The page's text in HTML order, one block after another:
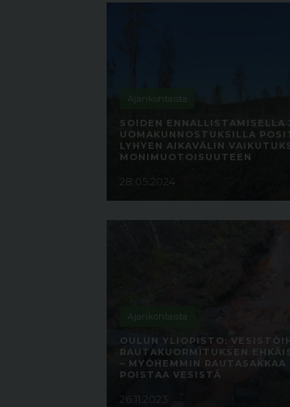
Ajankohtaista
SOIDEN ENNALLISTAMISELLA
UOMAKUNNOSTUKSILLA
LYHYEN AIKAVÄLIN
MONIMUOTOISUUTEEN
28.05.2024
Ajankohtaista
OULUN YLIOPISTO:
RAUTAKUORMITUKSEN
– MYÖHEMMIN RAUTASAKKAA
POISTAA VESISTÄ
26.11.2023